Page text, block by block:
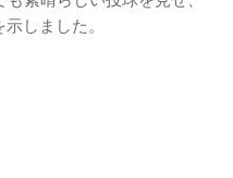
しました。